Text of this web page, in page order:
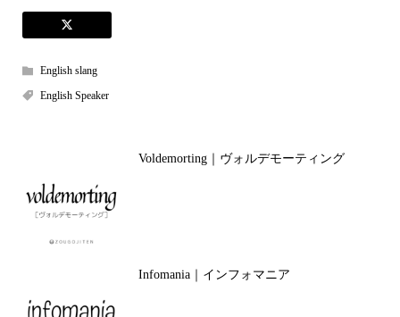
English slang
English Speaker
Voldemorting｜ヴォルデモーティング
Infomania｜インフォマニア